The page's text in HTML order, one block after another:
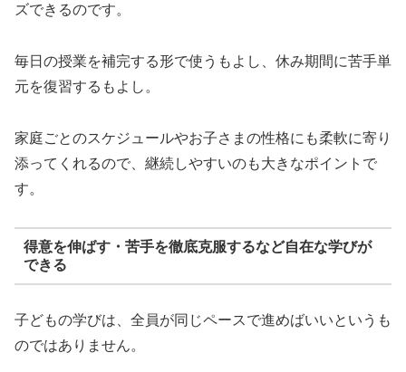
ズできるのです。
毎日の授業を補完する形で使うもよし、休み期間に苦手単
元を復習するもよし。
家庭ごとのスケジュールやお子さまの性格にも柔軟に寄り
添ってくれるので、継続しやすいのも大きなポイントで
す。
得意を伸ばす・苦手を徹底克服するなど自在な学びが
できる
子どもの学びは、全員が同じペースで進めばいいというも
のではありません。